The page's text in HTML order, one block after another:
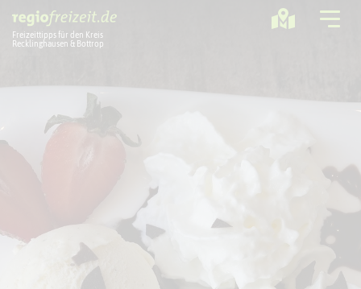
Freizeittipps für den Kreis
Recklinghausen & Bottrop
Freizeitregion